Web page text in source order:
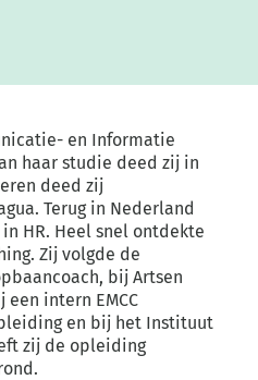
en Informatie
haar studie deed zij in
deed zij
Terug in Nederland
HR. Heel snel ontdekte
Zij volgde de
bij Artsen
een intern EMCC
en bij het Instituut
zij de opleiding